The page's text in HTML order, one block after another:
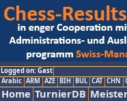
Logged on: Gast
Arabic ARM AZE BIH BUL CAT CHN
Home TurnierDB